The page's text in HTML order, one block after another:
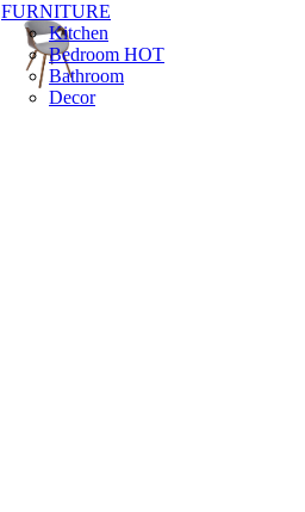
FURNITURE
Kitchen
Bedroom HOT
Bathroom
Decor